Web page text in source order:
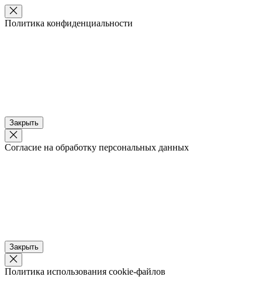
Политика конфиденциальности
Закрыть
Согласие на обработку персональных данных
Закрыть
Политика использования cookie-файлов